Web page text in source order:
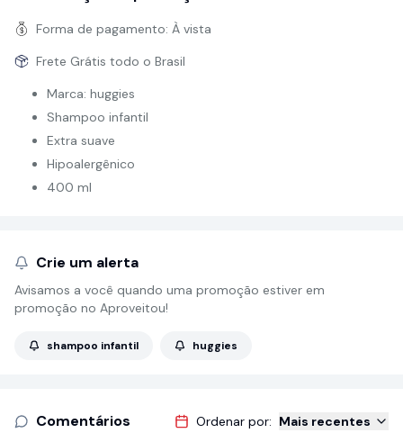
Forma de pagamento: À vista
Frete Grátis todo o Brasil
Marca: huggies
Shampoo infantil
Extra suave
Hipoalergênico
400 ml
Crie um alerta
Avisamos a você quando uma promoção estiver em
promoção no Aproveitou!
shampoo infantil huggies
Comentários Ordenar por: Mais recentes